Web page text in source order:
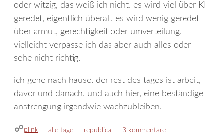
oder witzig, das weiß ich nicht. es wird viel über KI
geredet, eigentlich überall. es wird wenig geredet
über armut, gerechtigkeit oder umverteilung.
vielleicht verpasse ich das aber auch alles oder
sehe nicht richtig.
ich gehe nach hause. der rest des tages ist arbeit,
davor und danach. und auch hier, eine beständige
anstrengung irgendwie wachzubleiben.
plink kategorien
alle tage schlagwörter
republica 3 kommentare